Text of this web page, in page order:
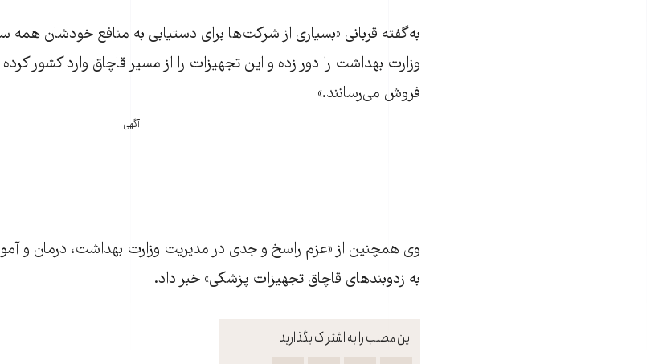
این مطلب را به اشتراک بگذارید
به‌گفته قربانی «بسياری از شرکت‌ها برای دستيابی به منافع خودشان
وزارت بهداشت را دور زده و اين تجهيزات را از مسير قاچاق وارد کشور
فروش می‌رسانند.»
آگهی
وی همچنين از «عزم راسخ و جدی در مديريت وزارت بهداشت،‌ درمان و
به زدوبندهای قاچاق تجهيزات پزشکی» خبر داد.